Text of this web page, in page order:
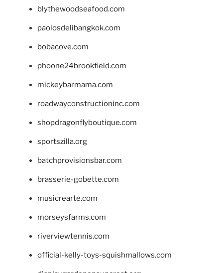
blythewoodseafood.com
paolosdelibangkok.com
bobacove.com
phoone24brookfield.com
mickeybarmama.com
roadwayconstructioninc.com
shopdragonflyboutique.com
sportszilla.org
batchprovisionsbar.com
brasserie-gobette.com
musicrearte.com
morseysfarms.com
riverviewtennis.com
official-kelly-toys-squishmallows.com